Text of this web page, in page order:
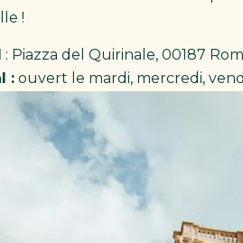
!
: Piazza del Quirinale, 00187
: ouvert le mardi, mercredi,